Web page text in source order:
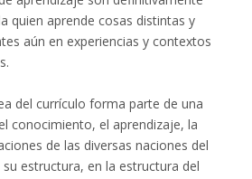
quien aprende cosas distintas y
aún en experiencias y contextos
del currículo forma parte de una
conocimiento, el aprendizaje, la
de las diversas naciones del
estructura, en la estructura del